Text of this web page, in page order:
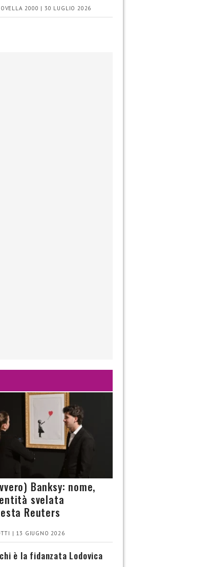
2000 | 30 LUGLIO 2026
Banksy: nome,
svelata
Reuters
| 13 GIUGNO 2026
è la fidanzata Lodovica